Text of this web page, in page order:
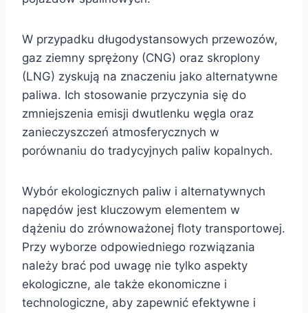
W przypadku długodystansowych przewozów,
gaz ziemny sprężony (CNG) oraz skroplony
(LNG) zyskują na znaczeniu jako alternatywne
paliwa. Ich stosowanie przyczynia się do
zmniejszenia emisji dwutlenku węgla oraz
zanieczyszczeń atmosferycznych w
porównaniu do tradycyjnych paliw kopalnych.
Wybór ekologicznych paliw i alternatywnych
napędów jest kluczowym elementem w
dążeniu do zrównoważonej floty transportowej.
Przy wyborze odpowiedniego rozwiązania
należy brać pod uwagę nie tylko aspekty
ekologiczne, ale także ekonomiczne i
technologiczne, aby zapewnić efektywne i